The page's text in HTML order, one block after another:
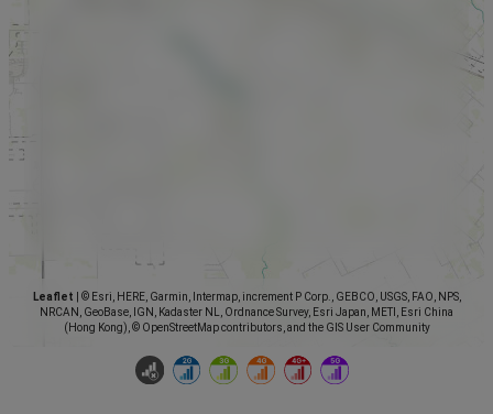
Leaflet
© Esri, HERE, Garmin, Intermap, increment P Corp., GEBCO, USGS, FAO, NPS,
NRCAN, GeoBase, IGN, Kadaster NL, Ordnance Survey, Esri Japan, METI, Esri China
(Hong Kong), © OpenStreetMap contributors, and the GIS User Community